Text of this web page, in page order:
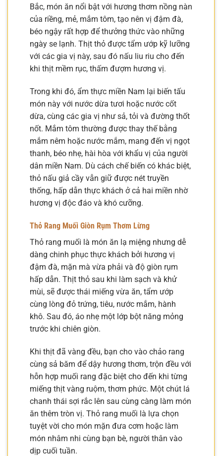
Bắc, món ăn nổi bật với hương thơm nồng nàn
của riềng, mẻ, mắm tôm, tạo nên vị đậm đà,
béo ngậy rất hợp để thưởng thức vào những
ngày se lạnh. Thịt thỏ được tẩm ướp kỹ lưỡng
với các gia vị này, sau đó nấu liu riu cho đến
khi thịt mềm rục, thấm đượm hương vị.
Trong khi đó, ẩm thực miền Nam lại biến tấu
món này với nước dừa tươi hoặc nước cốt
dừa, cùng các gia vị như sả, tỏi và đường thốt
nốt. Mắm tôm thường được thay thế bằng
mắm nêm hoặc nước mắm, mang đến vị ngọt
thanh, béo nhẹ, hài hòa với khẩu vị của người
dân miền Nam. Dù cách chế biến có khác biệt,
thỏ nấu giả cầy vẫn giữ được nét truyền
thống, hấp dẫn thực khách ở cả hai miền nhờ
hương vị độc đáo và khó cưỡng.
Thỏ Rang Muối Giòn Rụm Thơm Lừng
Thỏ rang muối là món ăn lạ miệng nhưng dễ
dàng chinh phục thực khách bởi hương vị
đậm đà, mặn mà vừa phải và độ giòn rụm
hấp dẫn. Thịt thỏ sau khi làm sạch và khử
mùi, sẽ được thái miếng vừa ăn, tẩm ướp
cùng lòng đỏ trứng, tiêu, nước mắm, hành
khô. Sau đó, áo nhẹ một lớp bột năng mỏng
trước khi chiên giòn.
Khi thịt đã vàng đều, bạn cho vào chảo rang
cùng sả băm để dậy hương thơm, trộn đều với
hỗn hợp muối rang đặc biệt cho đến khi từng
miếng thịt vàng ruộm, thơm phức. Một chút lá
chanh thái sợi rắc lên sau cùng càng làm món
ăn thêm tròn vị. Thỏ rang muối là lựa chọn
tuyệt vời cho món mặn đưa cơm hoặc làm
món nhâm nhi cùng bạn bè, người thân vào
dịp cuối tuần.